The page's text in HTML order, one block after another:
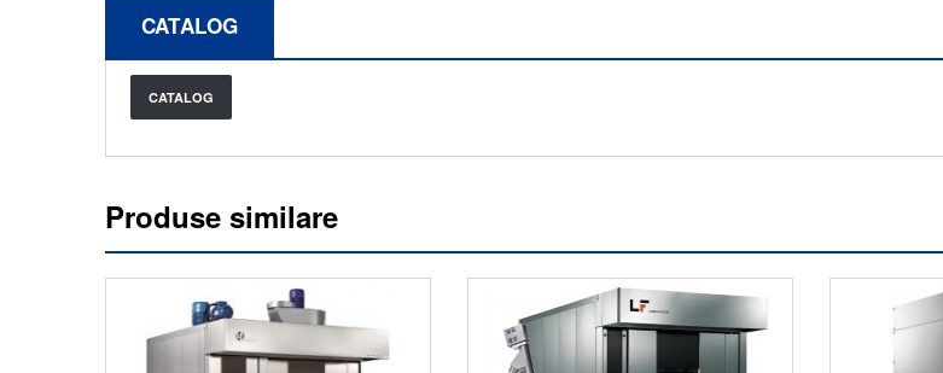
CATALOG
CATALOG
Produse similare